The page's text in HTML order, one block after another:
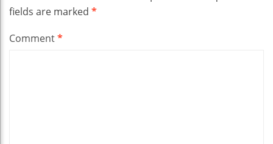
fields are marked *
Comment*